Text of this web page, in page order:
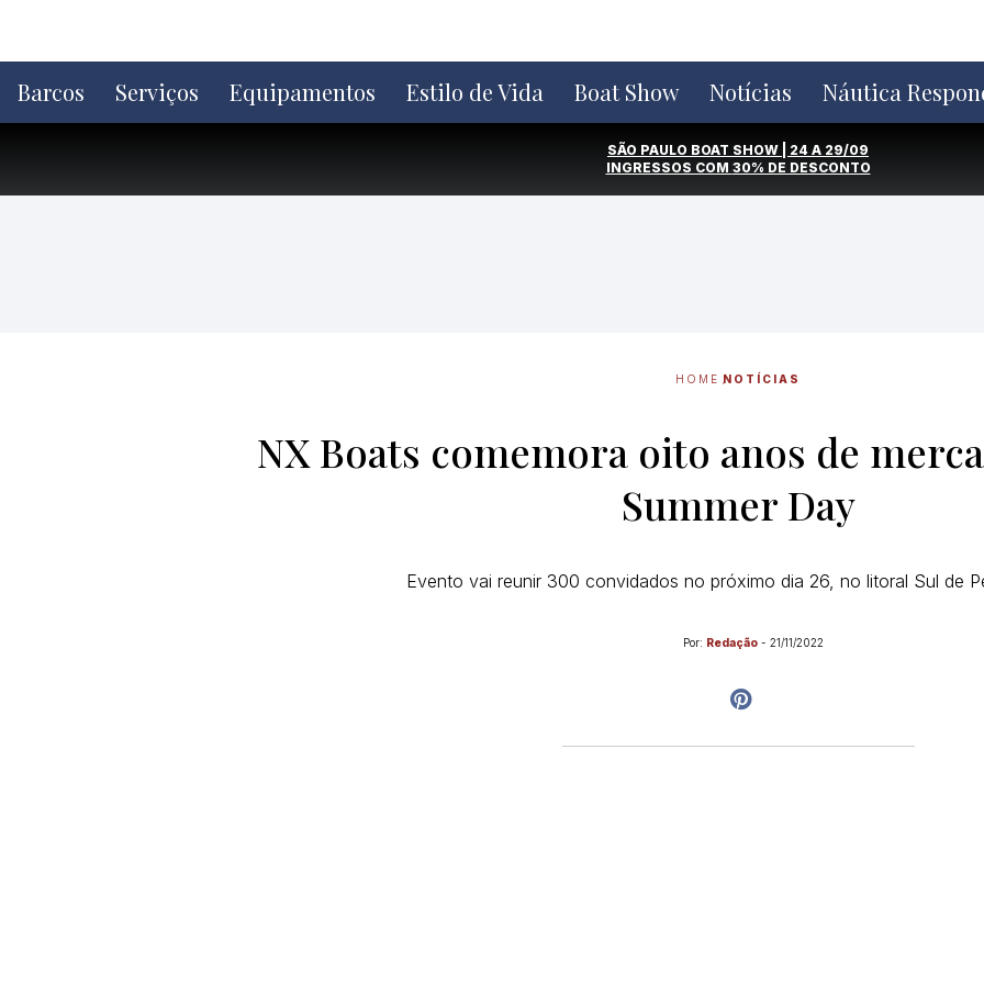
o
conteúdo
Barcos Serviços Equipamentos Estilo de Vida Boat Show Notícias Náutica
SÃO PAULO BOAT SHOW | 24 A 29/09
INGRESSOS COM 30% DE DESCONTO
HOME NOTÍCIAS
NX Boats comemora oito anos de
Summer Day
Evento vai reunir 300 convidados no próximo dia 26, no litoral Sul de
Por: Redação - 21/11/2022